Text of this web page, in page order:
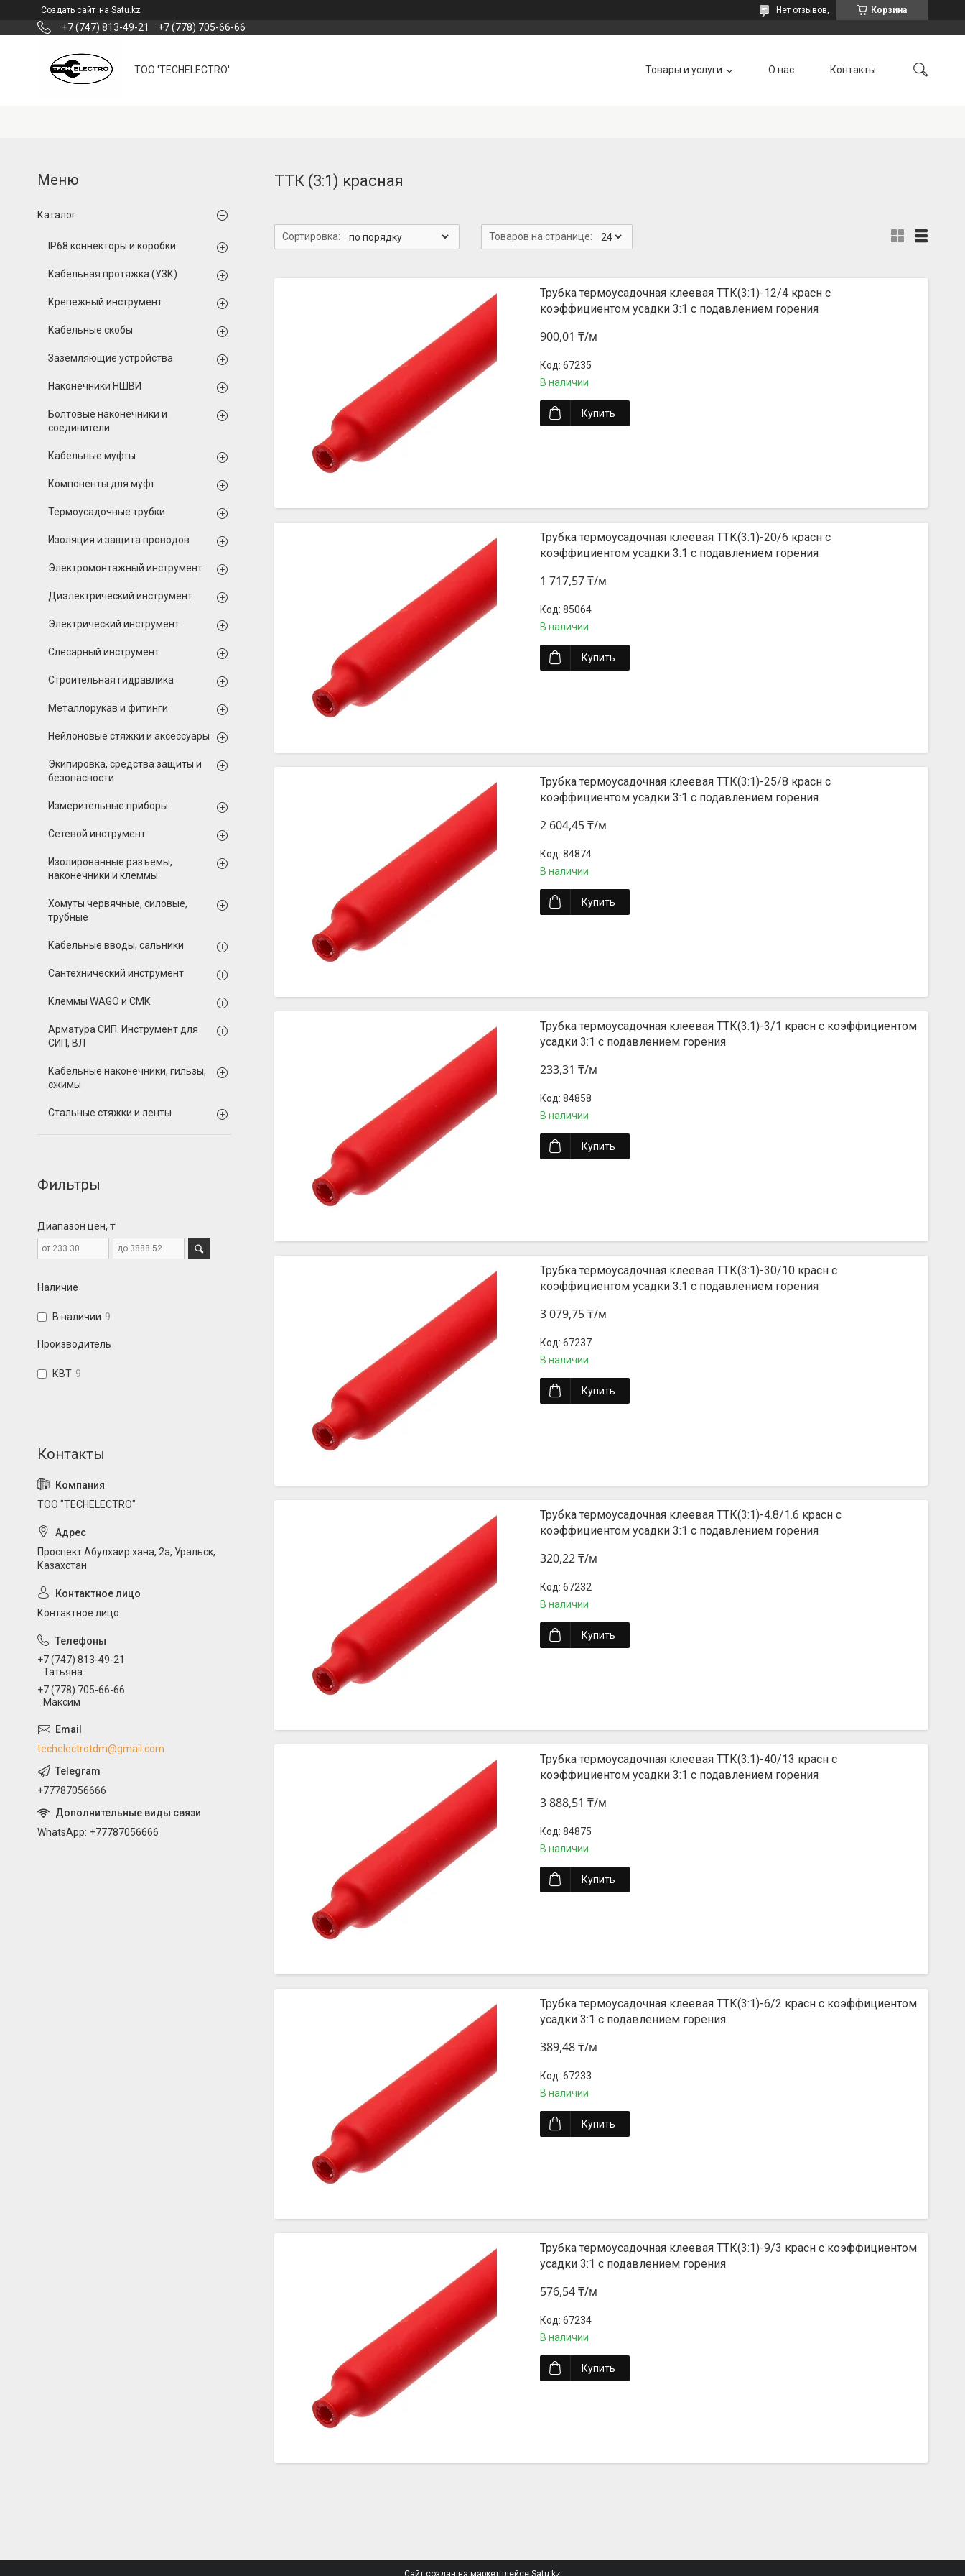
Создать сайт на Satu.kz Корзина
Нет отзывов,
+7 (747) 813-49-21 +7 (778) 705-66-66
ТОО 'TECHELECTRO' Товары и услуги О нас Контакты
ТТК (3:1) красная
Трубка термоусадочная клеевая ТТК(3:1)-12/4 красн с
коэффициентом усадки 3:1 с подавлением горения
900,01 ₸/м
67235
В наличии
Купить
Трубка термоусадочная клеевая ТТК(3:1)-20/6 красн с
коэффициентом усадки 3:1 с подавлением горения
1 717,57 ₸/м
85064
В наличии
Купить
Трубка термоусадочная клеевая ТТК(3:1)-25/8 красн с
коэффициентом усадки 3:1 с подавлением горения
2 604,45 ₸/м
84874
В наличии
Купить
Трубка термоусадочная клеевая ТТК(3:1)-3/1 красн с коэффициентом
усадки 3:1 с подавлением горения
233,31 ₸/м
84858
В наличии
Купить
Трубка термоусадочная клеевая ТТК(3:1)-30/10 красн с
коэффициентом усадки 3:1 с подавлением горения
3 079,75 ₸/м
67237
В наличии
Купить
Трубка термоусадочная клеевая ТТК(3:1)-4.8/1.6 красн с
коэффициентом усадки 3:1 с подавлением горения
320,22 ₸/м
67232
В наличии
Купить
Трубка термоусадочная клеевая ТТК(3:1)-40/13 красн с
коэффициентом усадки 3:1 с подавлением горения
3 888,51 ₸/м
84875
В наличии
Купить
Трубка термоусадочная клеевая ТТК(3:1)-6/2 красн с коэффициентом
усадки 3:1 с подавлением горения
389,48 ₸/м
67233
В наличии
Купить
Трубка термоусадочная клеевая ТТК(3:1)-9/3 красн с коэффициентом
усадки 3:1 с подавлением горения
576,54 ₸/м
67234
В наличии
Купить
Каталог
IP68 коннекторы и коробки
Кабельная протяжка (УЗК)
Крепежный инструмент
Кабельные скобы
Заземляющие устройства
Наконечники НШВИ
Болтовые наконечники и
соединители
Кабельные муфты
Компоненты для муфт
Термоусадочные трубки
Изоляция и защита проводов
Электромонтажный инструмент
Диэлектрический инструмент
Электрический инструмент
Слесарный инструмент
Строительная гидравлика
Металлорукав и фитинги
Нейлоновые стяжки и аксессуары
Экипировка, средства защиты и
безопасности
Измерительные приборы
Сетевой инструмент
Изолированные разъемы,
наконечники и клеммы
Хомуты червячные, силовые,
трубные
Кабельные вводы, сальники
Сантехнический инструмент
Клеммы WAGO и СМК
Арматура СИП. Инструмент для
СИП, ВЛ
Кабельные наконечники, гильзы,
сжимы
Стальные стяжки и ленты
Фильтры
Диапазон цен, ₸
Наличие
В наличии 9
Производитель
КВТ 9
ТОО "TECHELECTRO"
Проспект Абулхаир хана, 2а, Уральск,
Казахстан
Контактное лицо
+7 (747) 813-49-21
Татьяна
+7 (778) 705-66-66
Максим
techelectrotdm@gmail.com
+77787056666
WhatsApp +77787056666
Сайт создан на маркетплейсе Satu.kz